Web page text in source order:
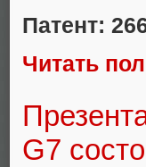
Патент:
Читать
G7